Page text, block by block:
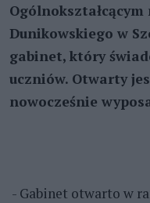
Dunikowskiego w
gabinet, który
uczniów. Otwarty
nowocześnie
- Gabinet otwarto w